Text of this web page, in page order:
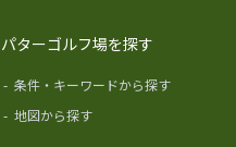
パターゴルフ場を探す
- 条件・キーワードから探す
- 地図から探す